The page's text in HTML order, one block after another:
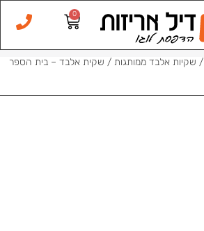
0
/ שקיות אלבד ממותגות / שקית אלבד – בית הספר